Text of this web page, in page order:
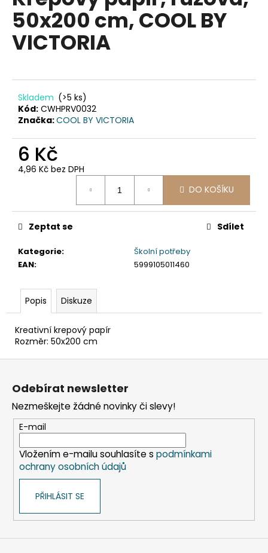
0,0
z
5
hvězdiček.
50x200 cm, COOL BY
VICTORIA
Skladem (>5 ks)
Kód: CWHPRV0032
Značka:COOL BY VICTORIA
6 Kč
4,96 Kč bez DPH
DO KOŠÍKU
Kategorie:
Školní potřeby
EAN: 5999105011460
Zeptat se Sdílet
Popis Diskuze
Kreativní krepový papír
Rozměr: 50x200 cm
a
j
í
?
HLEDAT
p
o
u
č
e
e
SAMOLEPICÍ
70X37
MM
POTISK
240
KS
99
Kč
Z
Odebírat newsletter
Nezmeškejte žádné novinky či slevy!
E-mail
Vložením e-mailu souhlasíte s podmínkami
ochrany osobních údajů
PŘIHLÁSIT SE